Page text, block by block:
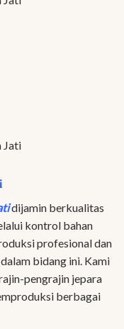
Jati
dijamin berkualitas
kontrol bahan
profesional dan
bidang ini. Kami
pengrajin jepara
berbagai